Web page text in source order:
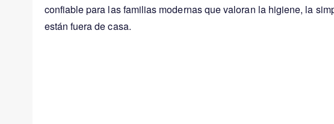
confiable para las familias modernas que valoran la higiene, la
están fuera de casa.